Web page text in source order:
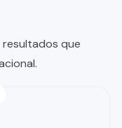
resultados que